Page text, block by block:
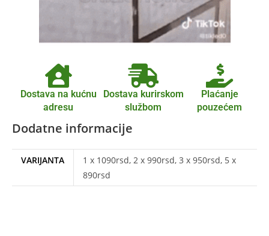
Dostava na kućnu
adresu
Dostava kurirskom
službom
Plaćanje
pouzećem
Dodatne informacije
VARIJANTA
1 x 1090rsd, 2 x 990rsd, 3 x 950rsd, 5 x
890rsd